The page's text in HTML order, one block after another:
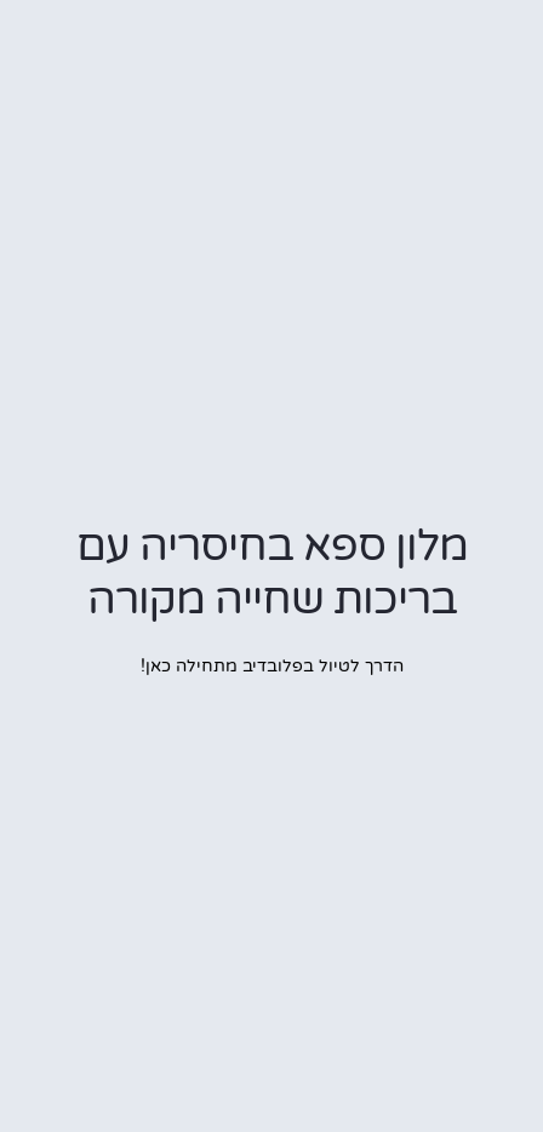
מלון ספא בחיסריה עם
בריכות שחייה מקורה
הדרך לטיול בפלובדיב מתחילה כאן!